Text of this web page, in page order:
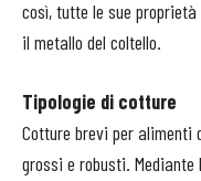
così, tutte le sue
il metallo del coltello.
Tipologie di cotture
Cotture brevi per alimenti
grossi e robusti.